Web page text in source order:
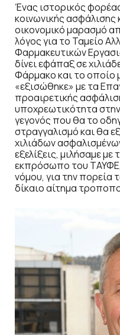
Ένας ιστορικός
κοινωνικής ασφάλισης
οικονομικό μαρασμό
λόγος για το Ταμείο
Φαρμακευτικών
δίνει εφάπαξ σε
Φάρμακο και το οποίο
«εξισώθηκε» με τα
προαιρετικής
υποχρεωτικότητα
γεγονός που θα το
στραγγαλισμό και θα
χιλιάδων
εξελίξεις, μιλήσαμε
εκπρόσωπο του ΤΑΥΦΕ,
νόμου, για την πορεία
δίκαιο αίτημα